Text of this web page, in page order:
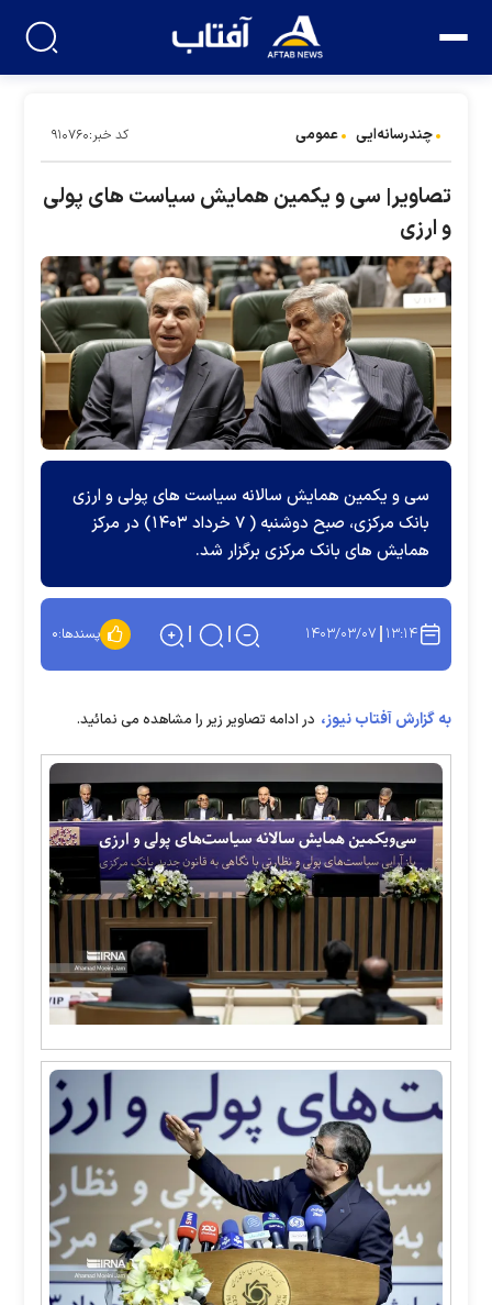
چندرسانه‌ایی عمومی کد خبر:۹۱۰۷۶۰
تصاویر| سی و یکمین همایش سیاست های پولی
و ارزی
سی و یکمین همایش سالانه سیاست های پولی و ارزی
بانک مرکزی، صبح دوشنبه ( ۷ خرداد ۱۴۰۳) در مرکز
همایش های بانک مرکزی برگزار شد.
۱۳:۱۴ ۱۴۰۳/۰۳/۰۷ پسندها:۰
به گزارش آفتاب نیوز، در ادامه تصاویر زیر را مشاهده می نمائید.